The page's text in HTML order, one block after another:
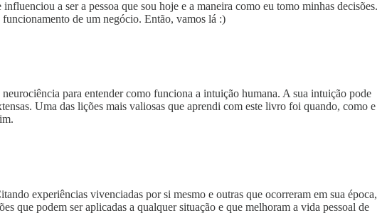
a ser a pessoa que sou hoje e a maneira como eu tomo minhas decisões.
de um negócio. Então, vamos lá :)
para entender como funciona a intuição humana. A sua intuição pode
Uma das lições mais valiosas que aprendi com este livro foi quando, como e
experiências vivenciadas por si mesmo e outras que ocorreram em sua época,
que podem ser aplicadas a qualquer situação e que melhoram a vida pessoal de